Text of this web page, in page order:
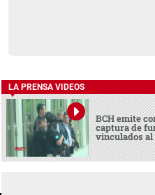
LA PRENSA VIDEOS
BCH emite
captura de
vinculados al